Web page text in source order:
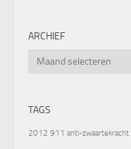
ARCHIEF
Archief
TAGS
2012 911 anti-zwaartekracht